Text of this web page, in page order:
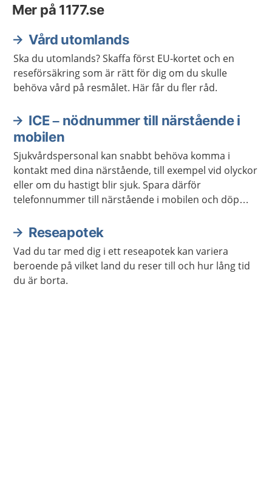
Mer på 1177.se
Vård utomlands
Ska du utomlands? Skaffa först EU-kortet och en
reseförsäkring som är rätt för dig om du skulle
behöva vård på resmålet. Här får du fler råd.
ICE – nödnummer till närstående i
mobilen
Sjukvårdspersonal kan snabbt behöva komma i
kontakt med dina närstående, till exempel vid olyckor
eller om du hastigt blir sjuk. Spara därför
telefonnummer till närstående i mobilen och döp
Reseapotek
Vad du tar med dig i ett reseapotek kan variera
beroende på vilket land du reser till och hur lång tid
du är borta.